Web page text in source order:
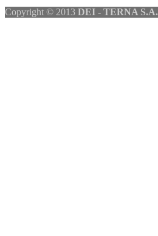
Copyright © 2013 DEI - TERNA S.A.